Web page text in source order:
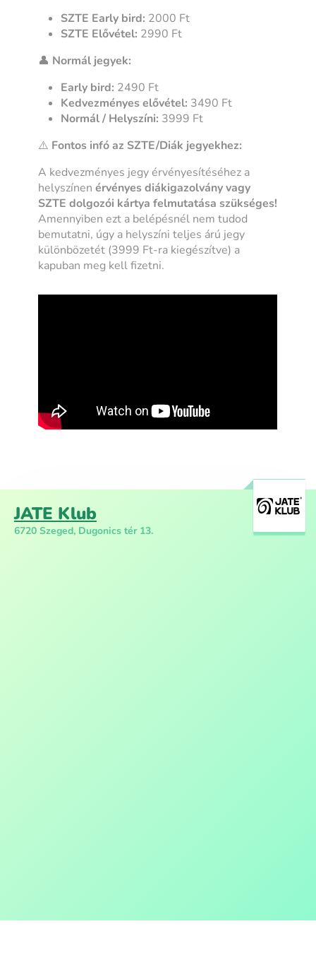
SZTE Early bird: 2000 Ft
SZTE Elővétel: 2990 Ft
👤 Normál jegyek:
Early bird: 2490 Ft
Kedvezményes elővétel: 3490 Ft
Normál / Helyszíni: 3999 Ft
⚠️ Fontos infó az SZTE/Diák jegyekhez:
A kedvezményes jegy érvényesítéséhez a
helyszínenérvényes diákigazolvány vagy
SZTE dolgozói kártya felmutatása szükséges!
Amennyiben ezt a belépésnél nem tudod
bemutatni, úgy a helyszíni teljes árú jegy
különbözetét (3999 Ft-ra kiegészítve) a
kapuban meg kell fizetni.
JATE Klub
6720 Szeged, Dugonics tér 13.